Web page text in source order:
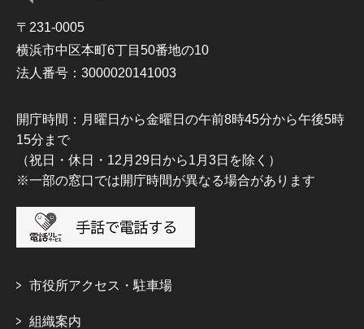
〒231-0005
横浜市中区本町6丁目50番地の10
法人番号：3000020141003
開庁時間：月曜日から金曜日の午前8時45分から午後5時
15分まで
（祝日・休日・12月29日から1月3日を除く）
※一部の窓口では開庁時間が異なる場合があります
市役所アクセス・駐車場
組織案内